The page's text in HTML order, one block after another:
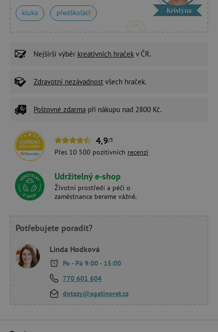
kluka předškoláci Kristýna
Nejširší výběr kreativních hraček v ČR.
Zdravotní nezávadnost všech hraček.
Poštovné zdarma při nákupu nad 2800 Kč.
4,9/5
Přes 10 500 pozitivních recenzí
Udržitelný e-shop
Životní prostředí a péči o
zaměstnance bereme vážně.
Potřebujete poradit?
Linda Hodková
Po - Pá 9:00 - 15:00
770 601 604
dotazy@agatinsvet.cz